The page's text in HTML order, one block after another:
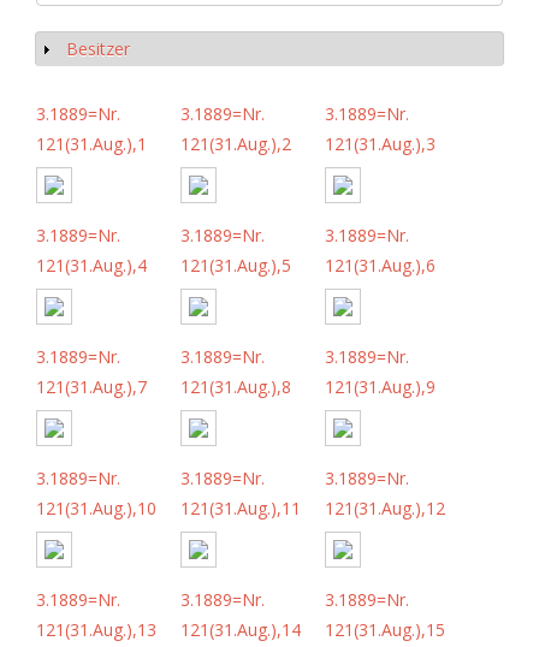
Show
Besitzer
3.1889=Nr.
121(31.Aug.),1
3.1889=Nr.
121(31.Aug.),2
3.1889=Nr.
121(31.Aug.),3
3.1889=Nr.
121(31.Aug.),4
3.1889=Nr.
121(31.Aug.),5
3.1889=Nr.
121(31.Aug.),6
3.1889=Nr.
121(31.Aug.),7
3.1889=Nr.
121(31.Aug.),8
3.1889=Nr.
121(31.Aug.),9
3.1889=Nr.
121(31.Aug.),10
3.1889=Nr.
121(31.Aug.),11
3.1889=Nr.
121(31.Aug.),12
3.1889=Nr.
121(31.Aug.),13
3.1889=Nr.
121(31.Aug.),14
3.1889=Nr.
121(31.Aug.),15